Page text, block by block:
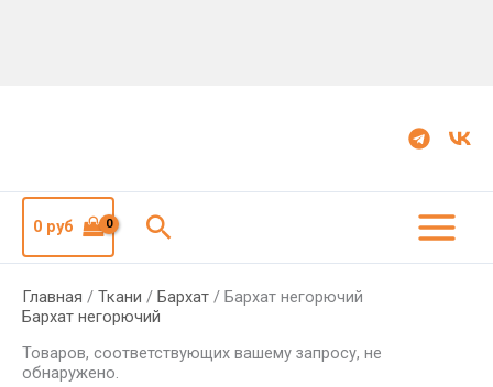
0руб Поиск
Главная / Ткани / Бархат / Бархат негорючий
Бархат негорючий
Товаров, соответствующих вашему запросу, не
обнаружено.